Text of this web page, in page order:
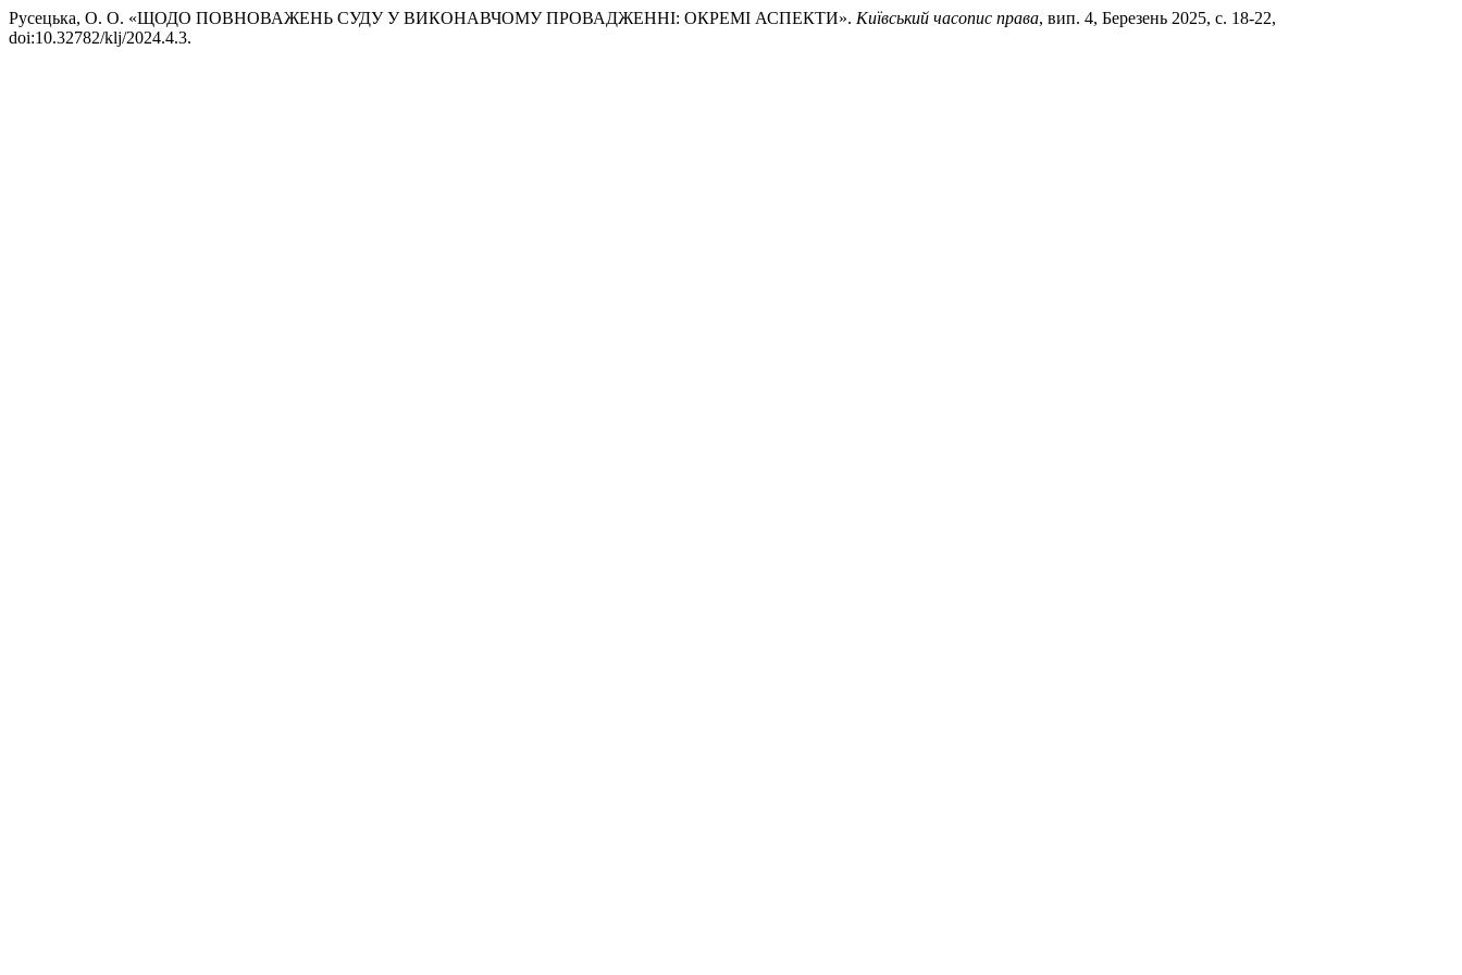
Русецька, О. О. «ЩОДО ПОВНОВАЖЕНЬ СУДУ У ВИКОНАВЧОМУ ПРОВАДЖЕННІ: ОКРЕМІ АСПЕКТИ». Київський часопис права, вип. 4, Березень 2025, с. 18-22,
doi:10.32782/klj/2024.4.3.